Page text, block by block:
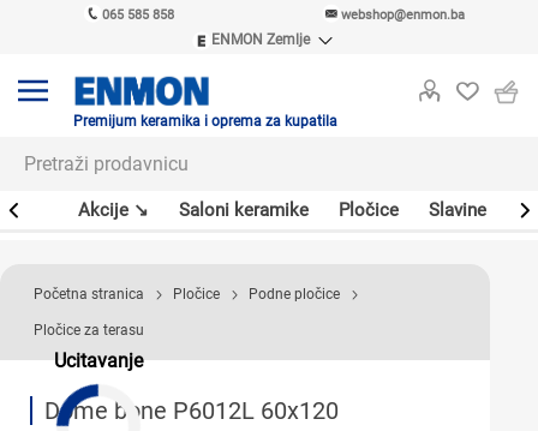
065 585 858 webshop@enmon.ba
ENMON Zemlje
ENMON MKD
Premijum keramika i oprema za kupatila
Akcije ↘ Saloni keramike Pločice Slavine
Ucitavanje
Početna stranica Pločice Podne pločice
Pločice za terasu
Dome bone P6012L 60x120